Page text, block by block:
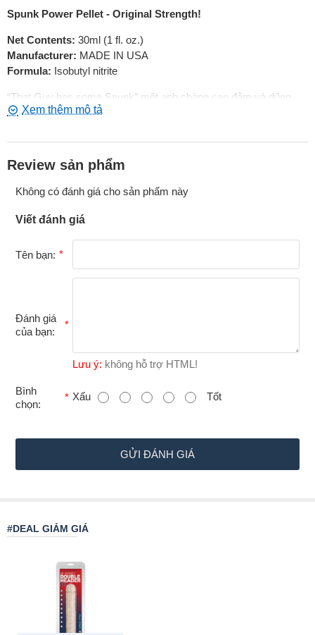
Spunk Power Pellet - Original Strength!
Net Contents: 30ml (1 fl. oz.)
Manufacturer: MADE IN USA
Formula: Isobutyl nitrite
“That Guy has some Spunk” một anh chàng can đảm và dũng
cảm để làm chuyện ấy với bạn
Review sản phẩm
Không có đánh giá cho sản phẩm này
Viết đánh giá
Tên bạn:
Đánh giá
của bạn:
Lưu ý: không hỗ trợ HTML!
B
ì
n
Bình
chọn:
Xấu Tốt
GỬI ĐÁNH GIÁ
#DEAL GIẢM GIÁ